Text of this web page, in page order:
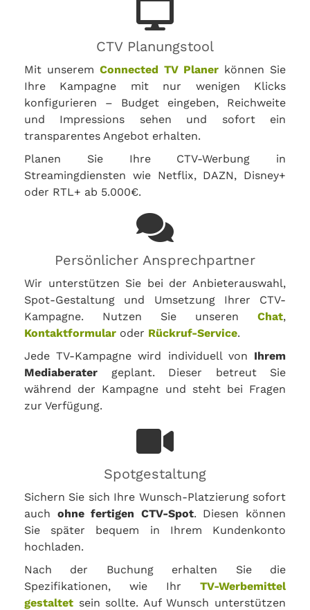
CTV Planungstool
Mit unserem Connected TV Planer können Sie
Ihre Kampagne mit nur wenigen Klicks
konfigurieren – Budget eingeben, Reichweite
und Impressions sehen und sofort ein
transparentes Angebot erhalten.
Planen Sie Ihre CTV-Werbung in
Streamingdiensten wie Netflix, DAZN, Disney+
oder RTL+ ab 5.000€.
Persönlicher Ansprechpartner
Wir unterstützen Sie bei der Anbieterauswahl,
Spot-Gestaltung und Umsetzung Ihrer CTV-
Kampagne. Nutzen Sie unseren Chat,
Kontaktformular oder Rückruf-Service.
Jede TV-Kampagne wird individuell von Ihrem
Mediaberater geplant. Dieser betreut Sie
während der Kampagne und steht bei Fragen
zur Verfügung.
Spotgestaltung
Sichern Sie sich Ihre Wunsch-Platzierung sofort
auch ohne fertigen CTV-Spot. Diesen können
Sie später bequem in Ihrem Kundenkonto
hochladen.
Nach der Buchung erhalten Sie die
Spezifikationen, wie Ihr TV-Werbemittel
gestaltet sein sollte. Auf Wunsch unterstützen